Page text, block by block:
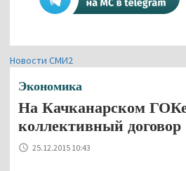
Новости СМИ2
Экономика
На Качканарском
коллективный договор
25.12.2015 10:43